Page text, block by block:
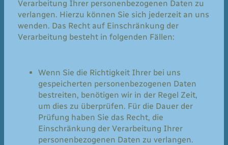
Verarbeitung Ihrer personenbezogenen Daten zu
verlangen. Hierzu können Sie sich jederzeit an uns
wenden. Das Recht auf Einschränkung der
Verarbeitung besteht in folgenden Fällen:
Wenn Sie die Richtigkeit Ihrer bei uns
gespeicherten personenbezogenen Daten
bestreiten, benötigen wir in der Regel Zeit,
um dies zu überprüfen. Für die Dauer der
Prüfung haben Sie das Recht, die
Einschränkung der Verarbeitung Ihrer
personenbezogenen Daten zu verlangen.